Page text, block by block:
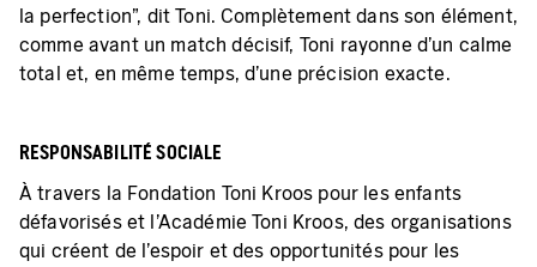
la perfection", dit Toni. Complètement dans son élément,
comme avant un match décisif, Toni rayonne d'un calme
total et, en même temps, d'une précision exacte.
RESPONSABILITÉ SOCIALE
À travers la Fondation Toni Kroos pour les enfants
défavorisés et l'Académie Toni Kroos, des organisations
qui créent de l'espoir et des opportunités pour les